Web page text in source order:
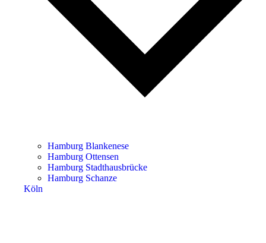
Hamburg Blankenese
Hamburg Ottensen
Hamburg Stadthausbrücke
Hamburg Schanze
Köln